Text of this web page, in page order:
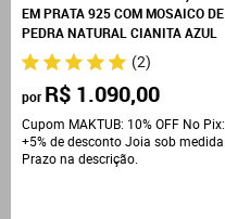
EM PRATA 925 COM MOSAICO DE
PEDRA NATURAL CIANITA AZUL
(2)
por R$ 1.090,00
Cupom MAKTUB: 10% OFF No Pix:
+5% de desconto Joia sob medida.
Prazo na descrição.